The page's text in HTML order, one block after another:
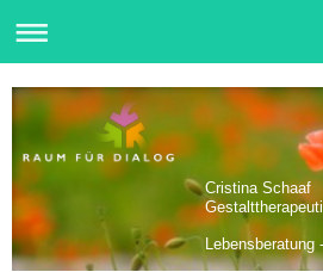
Cristina Schaaf
Lebensberatung